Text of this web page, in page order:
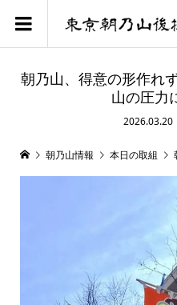
朝乃山、得意の形作れ
山の圧力
2026.03.20
朝乃山情報 本日の取組